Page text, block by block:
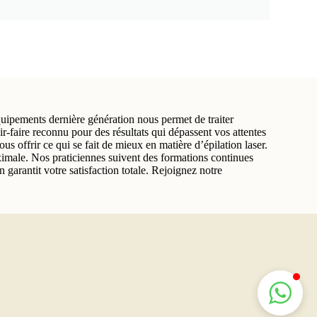
dernière génération nous permet de traiter
reconnu pour des résultats qui dépassent vos attentes
offrir ce qui se fait de mieux en matière d’épilation laser.
Nos praticiennes suivent des formations continues
garantit votre satisfaction totale. Rejoignez notre